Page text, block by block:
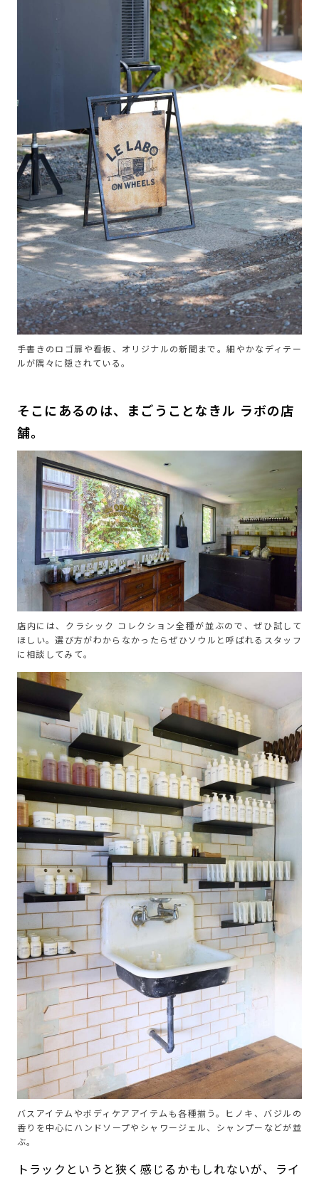
手書きのロゴ扉や看板、オリジナルの新聞まで。細やかなディテー
ルが隅々に隠されている。
そこにあるのは、まごうことなきル ラボの店
舗。
店内には、クラシック コレクション全種が並ぶので、ぜひ試して
ほしい。選び方がわからなかったらぜひソウルと呼ばれるスタッフ
に相談してみて。
バスアイテムやボディケアアイテムも各種揃う。ヒノキ、バジルの
香りを中心にハンドソープやシャワージェル、シャンプーなどが並
ぶ。
トラックというと狭く感じるかもしれないが、ライ